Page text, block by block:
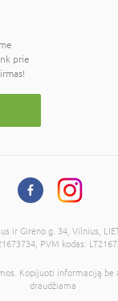
prie
ir Girėno g. 34, Vilnius,
PVM kodas:
Kopijuoti informaciją
draudžiama